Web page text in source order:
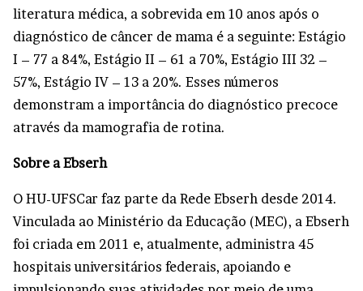
literatura médica, a sobrevida em 10 anos após o
diagnóstico de câncer de mama é a seguinte: Estágio
I – 77 a 84%, Estágio II – 61 a 70%, Estágio III 32 –
57%, Estágio IV – 13 a 20%. Esses números
demonstram a importância do diagnóstico precoce
através da mamografia de rotina.
Sobre a Ebserh
O HU-UFSCar faz parte da Rede Ebserh desde 2014.
Vinculada ao Ministério da Educação (MEC), a Ebserh
foi criada em 2011 e, atualmente, administra 45
hospitais universitários federais, apoiando e